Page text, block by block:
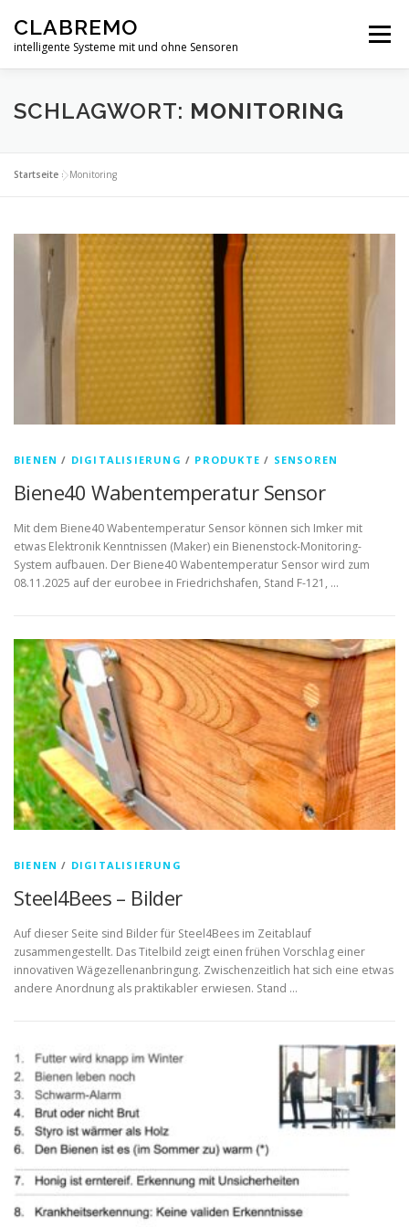
Inhalt
springen
CLABREMO
intelligente Systeme mit und ohne Sensoren
Menü
START PRODUKTE IN ENTWICKLUNG
DATENSCHUTZERKLÄRUNG
FORSCHUNG
SCHLAGWORT: MONITORING
Startseite »Monitoring
BIENEN / DIGITALISIERUNG / PRODUKTE / SENSOREN
Biene40 Wabentemperatur Sensor
Mit dem Biene40 Wabentemperatur Sensor können sich Imker mit
etwas Elektronik Kenntnissen (Maker) ein Bienenstock-Monitoring-
System aufbauen. Der Biene40 Wabentemperatur Sensor wird zum
08.11.2025 auf der eurobee in Friedrichshafen, Stand F-121, …
BIENEN / DIGITALISIERUNG
Steel4Bees – Bilder
Auf dieser Seite sind Bilder für Steel4Bees im Zeitablauf
zusammengestellt. Das Titelbild zeigt einen frühen Vorschlag einer
innovativen Wägezellenanbringung. Zwischenzeitlich hat sich eine etwas
andere Anordnung als praktikabler erwiesen. Stand …